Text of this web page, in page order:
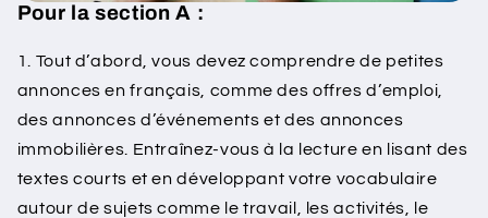
Pour la section A :
1. Tout d’abord, vous devez comprendre de petites
annonces en français, comme des offres d’emploi,
des annonces d’événements et des annonces
immobilières. Entraînez-vous à la lecture en lisant des
textes courts et en développant votre vocabulaire
autour de sujets comme le travail, les activités, le